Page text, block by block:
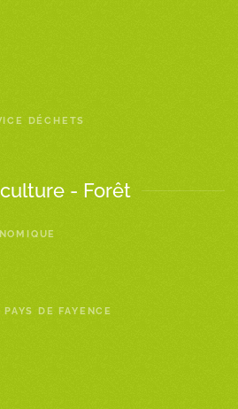
DÉCHETS
- Forêt
DE FAYENCE